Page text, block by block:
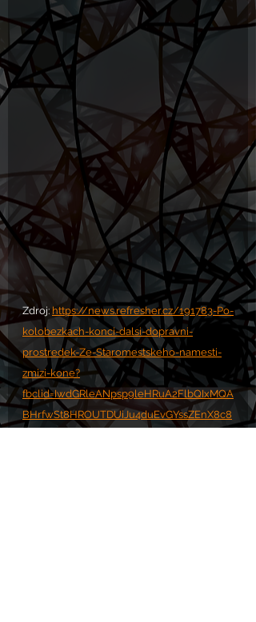
Zdroj: https://news.refresher.cz/191783-Po-
kolobezkach-konci-dalsi-dopravni-
prostredek-Ze-Staromestskeho-namesti-
zmizi-kone?
fbclid=IwdGRleANpsp9leHRuA2FlbQIxMQA
BHrfwSt8HROUTDUiJu4duEvGYssZEnX8c8